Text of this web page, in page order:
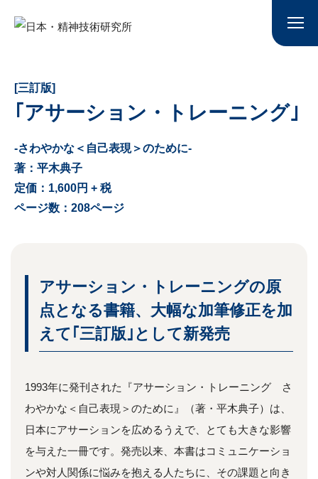
[三訂版]
｢アサーション・トレーニング｣
-さわやかな＜自己表現＞のために-
著：平木典子
定価：1,600円 + 税
ページ数：208ページ
アサーション・トレーニングの原
点となる書籍、 大幅な加筆修正を加
えて｢三訂版｣として新発売
1993年に発刊された『アサーション・トレーニング さ
わやかな＜自己表現＞のために』（著・平木典子）は、
日本にアサーションを広めるうえで、とても大きな影響
を与えた一冊です。発売以来、本書はコミュニケーショ
ンや対人関係に悩みを抱える人たちに、その課題と向き